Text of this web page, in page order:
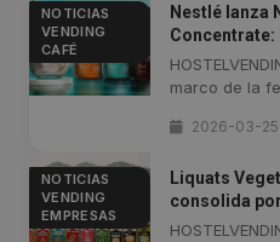
NOTICIAS
VENDING
CAFÉ
Nestlé lanza
líquido de
marco de la
2026-03-25
NOTICIAS
VENDING
EMPRESAS
Liquats
consolida